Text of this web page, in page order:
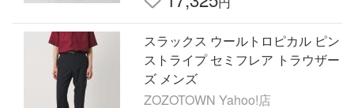
スラックス ウールトロピカル ピン
ストライプ セミフレア トラウザー
ズ メンズ
ZOZOTOWN Yahoo!店